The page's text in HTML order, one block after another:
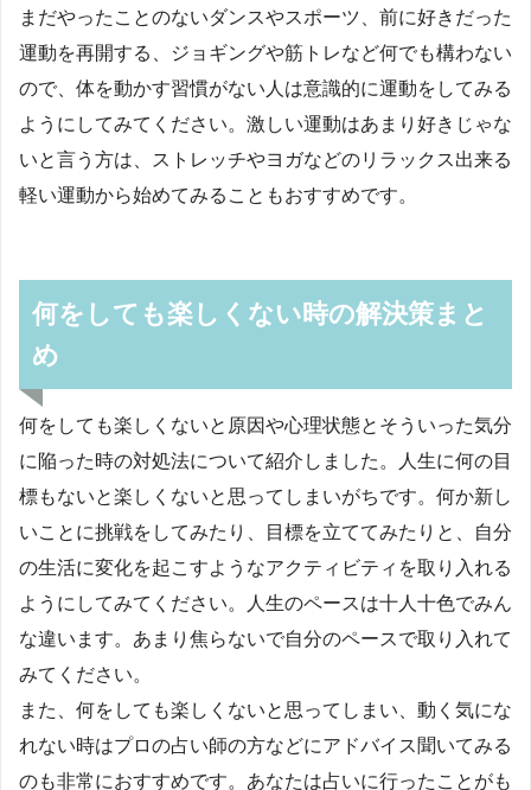
まだやったことのないダンスやスポーツ、前に好きだった
運動を再開する、ジョギングや筋トレなど何でも構わない
ので、体を動かす習慣がない人は意識的に運動をしてみる
ようにしてみてください。激しい運動はあまり好きじゃな
いと言う方は、ストレッチやヨガなどのリラックス出来る
軽い運動から始めてみることもおすすめです。
何をしても楽しくない時の解決策まと
め
何をしても楽しくないと原因や心理状態とそういった気分
に陥った時の対処法について紹介しました。人生に何の目
標もないと楽しくないと思ってしまいがちです。何か新し
いことに挑戦をしてみたり、目標を立ててみたりと、自分
の生活に変化を起こすようなアクティビティを取り入れる
ようにしてみてください。人生のペースは十人十色でみん
な違います。あまり焦らないで自分のペースで取り入れて
みてください。
また、何をしても楽しくないと思ってしまい、動く気にな
れない時はプロの占い師の方などにアドバイス聞いてみる
のも非常におすすめです。あなたは占いに行ったことがも